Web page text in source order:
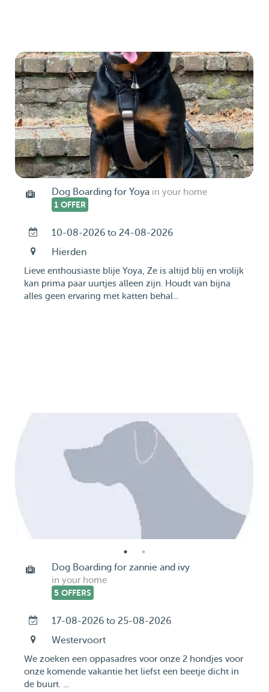
Dog Boarding for Yoya in your home
1 OFFER
10-08-2026 to 24-08-2026
Hierden
Lieve enthousiaste blije Yoya, Ze is altijd blij en vrolijk
kan prima paar uurtjes alleen zijn. Houdt van bijna
alles geen ervaring met katten behal...
Dog Boarding for zannie and ivy
in your home
5 OFFERS
17-08-2026 to 25-08-2026
Westervoort
We zoeken een oppasadres voor onze 2 hondjes voor
onze komende vakantie het liefst een beetje dicht in
de buurt. ...